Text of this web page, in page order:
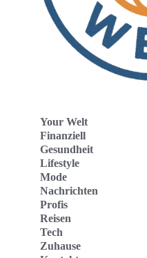
Your Welt
Finanziell
Gesundheit
Lifestyle
Mode
Nachrichten
Profis
Reisen
Tech
Zuhause